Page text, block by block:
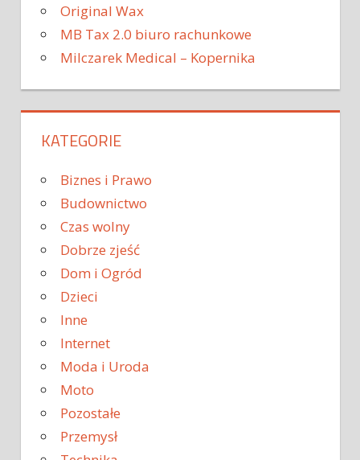
Original Wax
MB Tax 2.0 biuro rachunkowe
Milczarek Medical – Kopernika
KATEGORIE
Biznes i Prawo
Budownictwo
Czas wolny
Dobrze zjeść
Dom i Ogród
Dzieci
Inne
Internet
Moda i Uroda
Moto
Pozostałe
Przemysł